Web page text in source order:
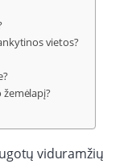
vietos?
žemėlapį?
viduramžių